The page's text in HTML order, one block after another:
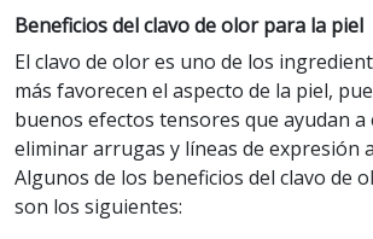
Beneficios del clavo de olor para la piel
El clavo de olor es uno de los
más favorecen el aspecto de la piel,
buenos efectos tensores que ayudan a
eliminar arrugas y líneas de expresión
Algunos de los beneficios del clavo de
son los siguientes: